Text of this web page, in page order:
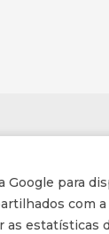
Google para
com
as
e Médicos
Freitas, 16-B